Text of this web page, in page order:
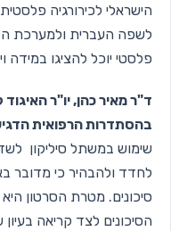
הישראלי לכירורגיה
לשפה העברית ולמערכת
פלסטי יוכל להציגו במידה
ד"ר מאיר כהן, יו"ר
בהסתדרות הרפואית
שימוש במשתל סיליקון
לחדד ולהבהיר כי מדובר
סיכונים. מטרת הסרטון
הסיכונים לצד קריאה